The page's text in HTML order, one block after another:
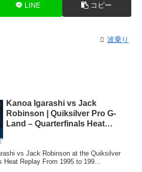
LINE コピー
波乗り
Kanoa Igarashi vs Jack
Robinson | Quiksilver Pro G-
Land – Quarterfinals Heat
vs Jack Robinson at the Quiksilver
Heat Replay From 1995 to 199...